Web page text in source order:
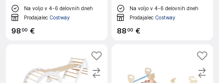
Na voljo v 4-6 delovnih dneh
Prodajalec Costway
9800 €
Na voljo v 4-6 delovnih dneh
Prodajalec Costway
8800 €